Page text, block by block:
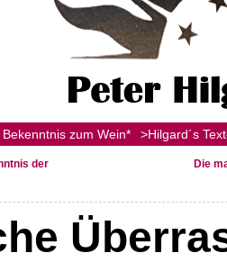
zum Wein* >Hilgard´s
der
Die